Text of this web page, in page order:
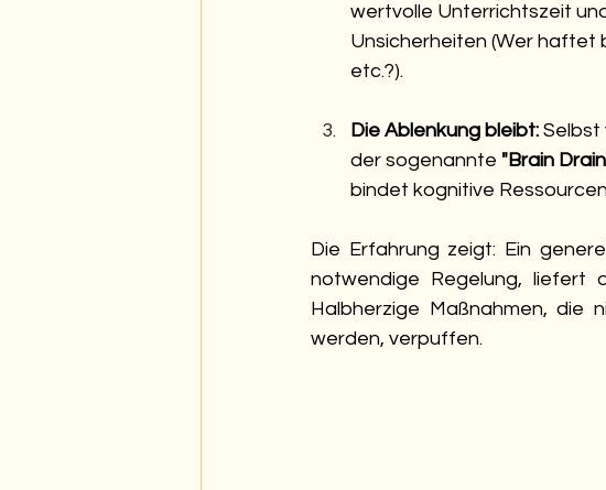
wertvolle Unterrichtszeit
Unsicherheiten (Wer haftet
etc.?).
Die Ablenkung bleibt: Selbst
der sogenannte "Brain
bindet kognitive
Die Erfahrung zeigt: Ein
notwendige Regelung, liefert
Halbherzige Maßnahmen, die
werden, verpuffen.